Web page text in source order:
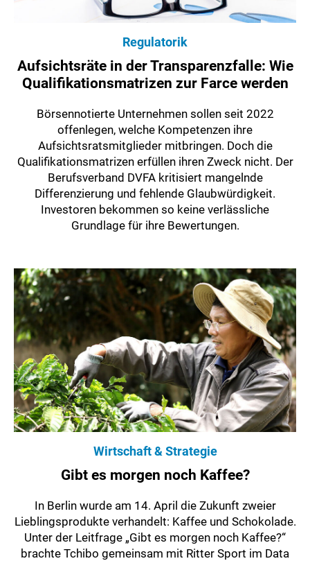
Regulatorik
Aufsichtsräte in der Transparenzfalle: Wie
Qualifikationsmatrizen zur Farce werden
Börsennotierte Unternehmen sollen seit 2022
offenlegen, welche Kompetenzen ihre
Aufsichtsratsmitglieder mitbringen. Doch die
Qualifikationsmatrizen erfüllen ihren Zweck nicht. Der
Berufsverband DVFA kritisiert mangelnde
Differenzierung und fehlende Glaubwürdigkeit.
Investoren bekommen so keine verlässliche
Grundlage für ihre Bewertungen.
Wirtschaft & Strategie
Gibt es morgen noch Kaffee?
In Berlin wurde am 14. April die Zukunft zweier
Lieblingsprodukte verhandelt: Kaffee und Schokolade.
Unter der Leitfrage „Gibt es morgen noch Kaffee?“
brachte Tchibo gemeinsam mit Ritter Sport im Data